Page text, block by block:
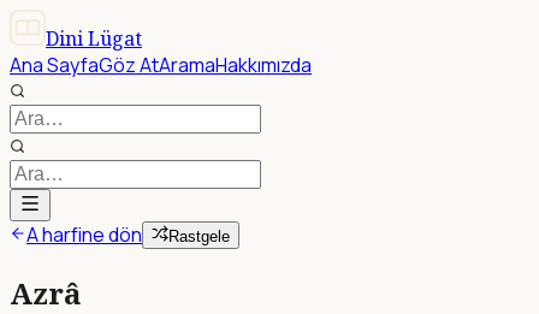
Dini Lügat
Ana SayfaGöz AtAramaHakkımızda
A harfine dön Rastgele
Azrâ